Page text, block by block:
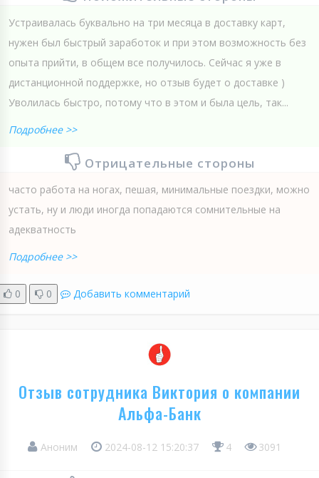
Устраивалась буквально на три месяца в доставку карт,
нужен был быстрый заработок и при этом возможность без
опыта прийти, в общем все получилось. Сейчас я уже в
дистанционной поддержке, но отзыв будет о доставке )
Уволилась быстро, потому что в этом и была цель, так...
Подробнее >>
Отрицательные стороны
часто работа на ногах, пешая, минимальные поездки, можно
устать, ну и люди иногда попадаются сомнительные на
адекватность
Подробнее >>
0 0 Добавить комментарий
Отзыв сотрудника Виктория о компании
Альфа-Банк
Аноним 2024-08-12 15:20:37 4 3091